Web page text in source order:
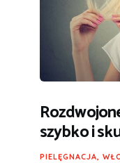
szybko i
PIELĘGNACJA